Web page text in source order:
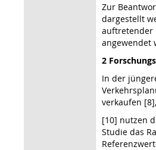
Zur
dargestellt
auftretender
angewendet
2
In der
verkaufen
[10] nutzen
Studie das